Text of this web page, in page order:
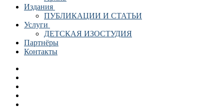
Издания
ПУБЛИКАЦИИ И СТАТЬИ
Услуги
ДЕТСКАЯ ИЗОСТУДИЯ
Партнёры
Контакты